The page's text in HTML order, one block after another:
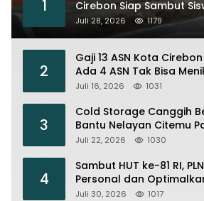
1
Cirebon Siap Sambut
House dan MPLS
Juli 28, 2026 1179
2
Gaji 13 ASN Kota
Ada 4 ASN Tak Bisa
Juli 16, 2026 1031
3
Cold Storage Canggih
Bantu Nelayan Citemu
Operasional
Juli 22, 2026 1030
4
Sambut HUT ke-81 RI,
Personal dan
Instalasi Transmisi
Juli 30, 2026 1017